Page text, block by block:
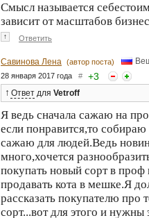
Смысл называется
зависит от масштабов
↑ Ответить
Савинова Лена (автор поста)
28 января 2017 года # +3
↑ Ответ для Vetroff
Я ведь сначала сажаю на
если понравится,то
сажаю для людей.Ведь
много,хочется
покупать новый сорт в проф
продавать кота в мешке.Я
рассказать покупателю про
сорт...вот для этого и нужны